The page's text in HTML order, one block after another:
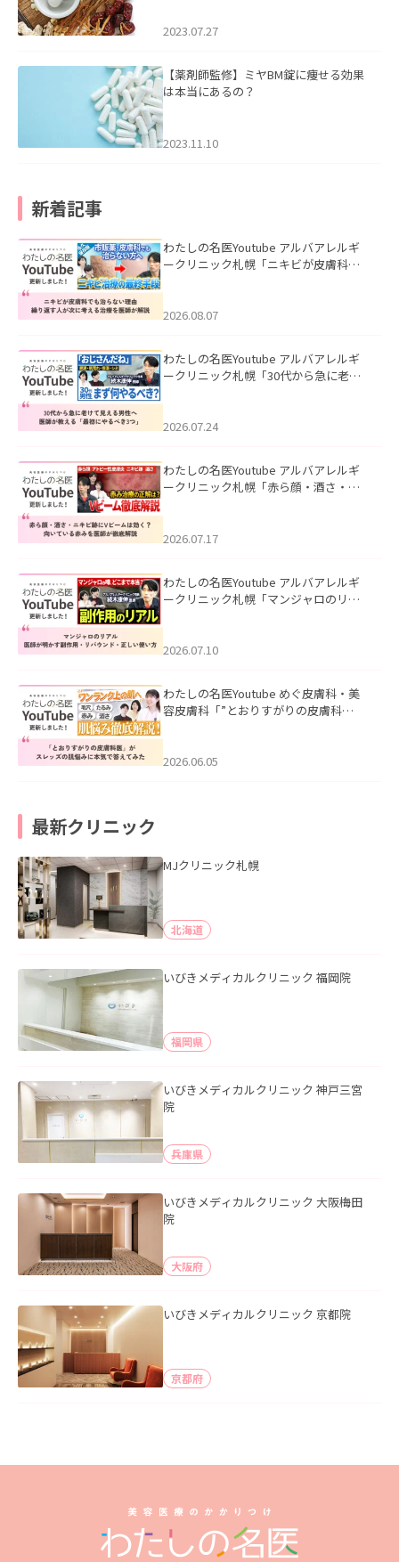
2023.07.27
【薬剤師監修】ミヤBM錠に痩せる効果
は本当にあるの？
2023.11.10
新着記事
わたしの名医Youtube アルバアレルギ
ークリニック札幌「ニキビが皮膚科で
ました。
2026.08.07
わたしの名医Youtube アルバアレルギ
ークリニック札幌「30代から急に老け
た。
2026.07.24
わたしの名医Youtube アルバアレルギ
ークリニック札幌「赤ら顔・酒さ・ニ
した。
2026.07.17
わたしの名医Youtube アルバアレルギ
ークリニック札幌「マンジャロのリア
た。
2026.07.10
わたしの名医Youtube めぐ皮膚科・美
容皮膚科「”とおりすがりの皮膚科
2026.06.05
最新クリニック
MJクリニック札幌
北海道
いびきメディカルクリニック 福岡院
福岡県
いびきメディカルクリニック 神戸三宮
院
兵庫県
いびきメディカルクリニック 大阪梅田
院
大阪府
いびきメディカルクリニック 京都院
京都府